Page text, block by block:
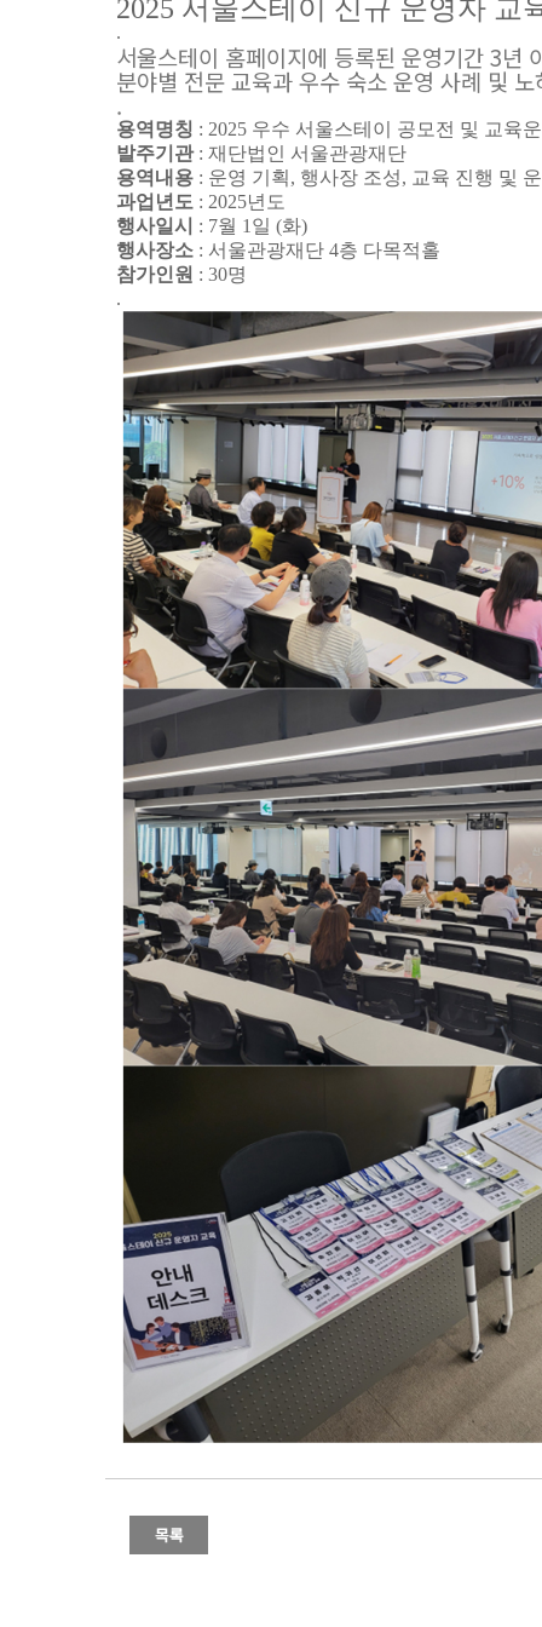
2025 서울스테이 신규 운영자 교
.
서울스테이 홈페이지에 등록된 운영기간 3년
분야별 전문 교육과 우수 숙소 운영 사례 및
.
용역명칭 : 2025 우수 서울스테이 공모전 및 교육
발주기관 : 재단법인 서울관광재단
용역내용 : 운영 기획, 행사장 조성, 교육 진행 및
과업년도 : 2025년도
행사일시
: 7월 1일 (화)
행사장소 : 서울관광재단 4층 다목적홀
참가인원 : 30명
.